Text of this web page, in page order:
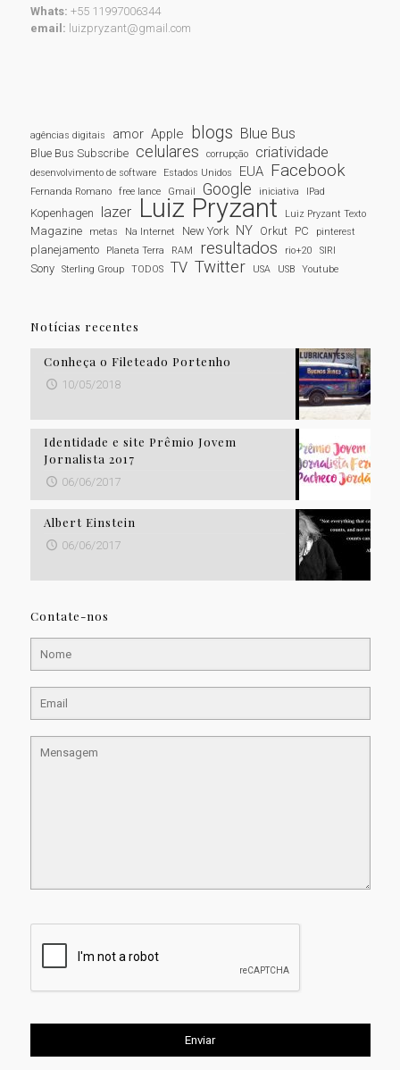
Whats: +55 11997006344
email: luizpryzant@gmail.com
agências digitais amor Apple blogs Blue Bus
Blue Bus Subscribe celulares corrupção criatividade
desenvolvimento de software Estados Unidos EUA Facebook
Fernanda Romano free lance Gmail Google iniciativa IPad
Kopenhagen lazer Luiz Pryzant Luiz Pryzant Texto
Magazine metas Na Internet New York NY Orkut PC pinterest
planejamento Planeta Terra RAM resultados rio+20 SIRI
Sony Sterling Group TODOS TV Twitter USA USB Youtube
Notícias recentes
Conheça o Fileteado Portenho
10/05/2018
Identidade e site Prêmio Jovem
Jornalista 2017
06/06/2017
Albert Einstein
06/06/2017
Contate-nos